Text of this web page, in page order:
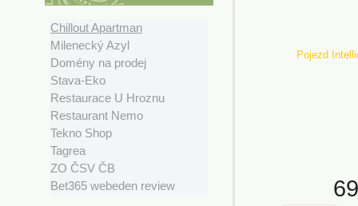
Chillout Apartman
Milenecký Azyl
Domény na prodej
Stava-Eko
Restaurace U Hroznu
Restaurant Nemo
Tekno Shop
Tagrea
ZO ČSV ČB
Bet365 webeden review